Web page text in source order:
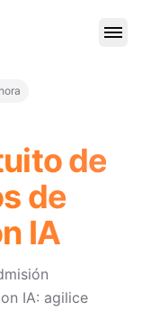
de
de
IA
IA: agilice